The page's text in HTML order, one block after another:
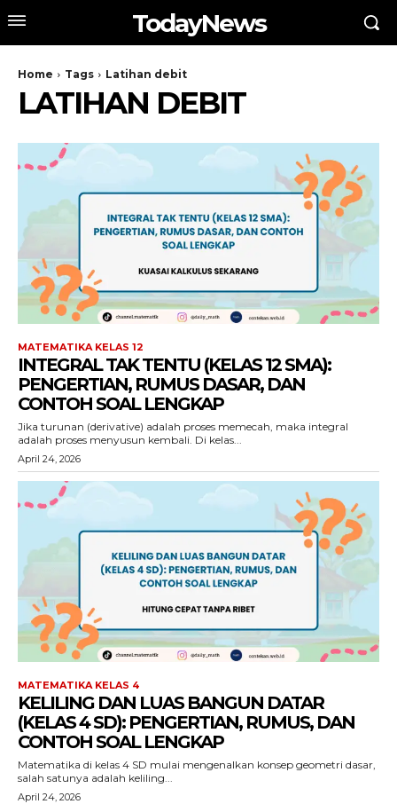
TodayNews
Home Tags Latihan debit
LATIHAN DEBIT
MATEMATIKA KELAS 12
INTEGRAL TAK TENTU (KELAS 12 SMA):
PENGERTIAN, RUMUS DASAR, DAN
CONTOH SOAL LENGKAP
Jika turunan (derivative) adalah proses memecah, maka integral
adalah proses menyusun kembali. Di kelas...
April 24, 2026
MATEMATIKA KELAS 4
KELILING DAN LUAS BANGUN DATAR
(KELAS 4 SD): PENGERTIAN, RUMUS, DAN
CONTOH SOAL LENGKAP
Matematika di kelas 4 SD mulai mengenalkan konsep geometri dasar,
salah satunya adalah keliling...
April 24, 2026